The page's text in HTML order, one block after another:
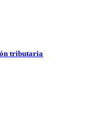
tributaria